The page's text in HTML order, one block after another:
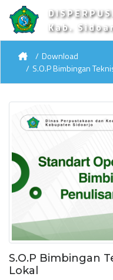
Kab.
Download
S.O.P Bimbingan
S.O.P Bimbingan
Lokal